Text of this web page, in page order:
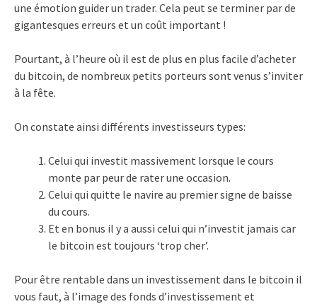
une émotion guider un trader. Cela peut se terminer par de
gigantesques erreurs et un coût important !
Pourtant, à l’heure où il est de plus en plus facile d’acheter
du bitcoin, de nombreux petits porteurs sont venus s’inviter
à la fête.
On constate ainsi différents investisseurs types:
Celui qui investit massivement lorsque le cours
monte par peur de rater une occasion.
Celui qui quitte le navire au premier signe de baisse
du cours.
Et en bonus il y a aussi celui qui n’investit jamais car
le bitcoin est toujours ‘trop cher’.
Pour être rentable dans un investissement dans le bitcoin il
vous faut, à l’image des fonds d’investissement et